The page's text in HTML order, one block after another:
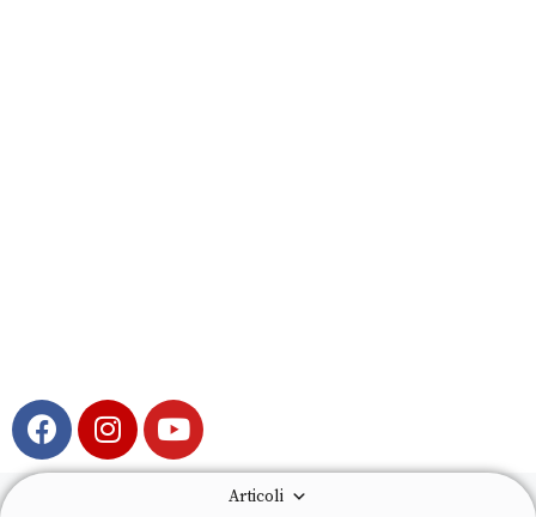
Articoli